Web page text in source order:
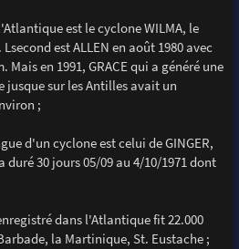
est le cyclone WILMA, le
est ALLEN en août 1980 avec
Mais en 1991, GRACE qui a généré une
sur les Antilles avait un
;
d'un cyclone est celui de GINGER,
30 jours 05/09 au 4/10/1971 dont
dans l'Atlantique fit 22.000
la Martinique, St. Eustache ;